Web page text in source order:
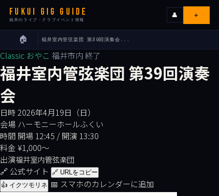
FUKUI GIG GUIDE
福井のライブ・クラブイベント情報
ライブ
カレンダー
エリア
出演者
イベンターの皆様へ
👤 ＋
🏠 ›福井室内管弦楽団 第39回演奏会...
Classic おやこ 福井市内 終了
福井室内管弦楽団 第39回演奏
会
日時 2026年4月19日（日）
会場 ハーモニーホールふくい
時間 開場 12:45 / 開演 13:30
料金 ¥1,000〜
出演福井室内管弦楽団
🔗 公式サイト 🔗 URLをコピー
👍 イクツモリネ 📅 スマホのカレンダーに追加